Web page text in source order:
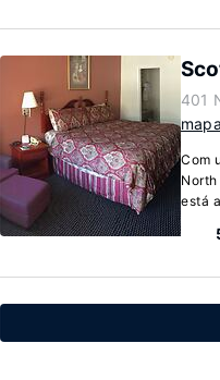
401
mapa
Com
está